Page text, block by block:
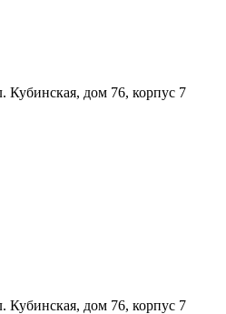
Кубинская, дом 76, корпус 7
Кубинская, дом 76, корпус 7